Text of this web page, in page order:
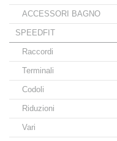
ACCESSORI BAGNO
SPEEDFIT
Raccordi
Terminali
Codoli
Riduzioni
Vari